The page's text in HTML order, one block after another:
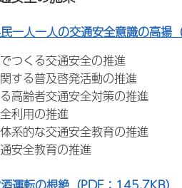
人一人の交通安全意識の高揚
つくる交通安全の推進
する普及啓発活動の推進
高齢者交通安全対策の推進
利用の推進
系的な交通安全教育の推進
安全教育の推進